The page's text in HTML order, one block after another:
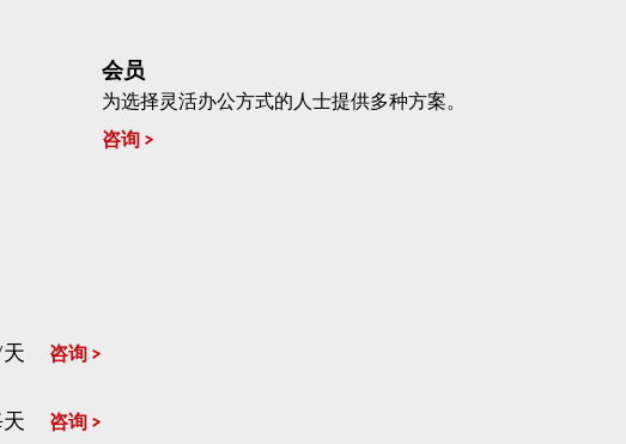
会员
为选择灵活办公方式的人士提供多种方案。
咨询
咨询
咨询